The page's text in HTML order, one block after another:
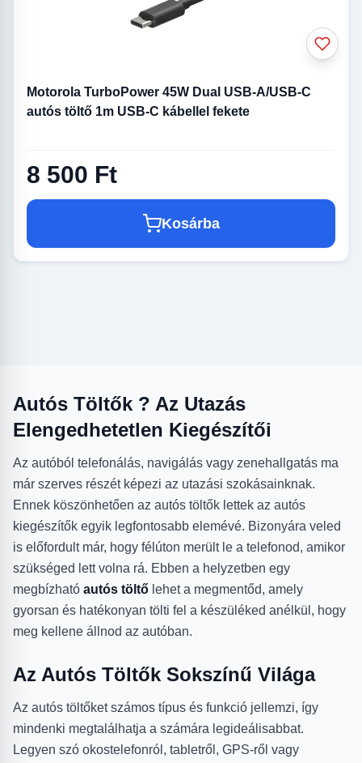
Motorola TurboPower 45W Dual USB-A/USB-C
autós töltő 1m USB-C kábellel fekete
8 500 Ft
Kosárba
Autós Töltők ? Az Utazás
Elengedhetetlen Kiegészítői
Az autóból telefonálás, navigálás vagy zenehallgatás ma
már szerves részét képezi az utazási szokásainknak.
Ennek köszönhetően az autós töltők lettek az autós
kiegészítők egyik legfontosabb elemévé. Bizonyára veled
is előfordult már, hogy félúton merült le a telefonod, amikor
szükséged lett volna rá. Ebben a helyzetben egy
megbízható autós töltő lehet a megmentőd, amely
gyorsan és hatékonyan tölti fel a készüléked anélkül, hogy
meg kellene állnod az autóban.
Az Autós Töltők Sokszínű Világa
Az autós töltőket számos típus és funkció jellemzi, így
mindenki megtalálhatja a számára legideálisabbat.
Legyen szó okostelefonról, tabletről, GPS-ről vagy